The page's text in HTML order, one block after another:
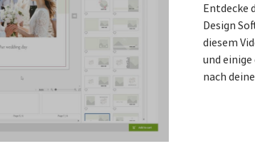
Entdecke
Design
diesem
und
nach